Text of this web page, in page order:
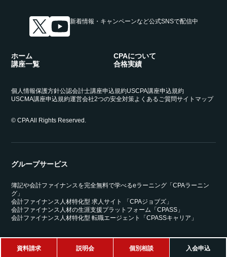
新着情報・キャンペーンなど公式SNSで配信中
ホーム
CPAについて
講座一覧
合格実績
個人情報保護方針公認会計士講座申込規約USCPA講座申込規約
USCMA講座申込規約運営会社2つの安全対策よくあるご質問サイトマップ
© CPA All Rights Reserved.
グループサービス
簿記や会計ファイナンスを完全無料で学べるeラーニング「CPAラーニン
グ」
会計ファイナンス人材特化型 求人サイト 「CPAジョブズ」
会計ファイナンス人材の生涯支援プラットフォーム「CPASS」
会計ファイナンス人材特化型 転職エージェント「CPASSキャリア」
資料請求 説明会 個別相談 入会申込